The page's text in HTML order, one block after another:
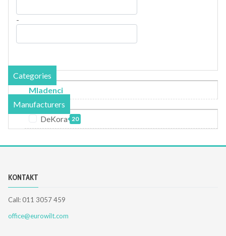
-
Categories
Mladenci
Manufacturers
DeKora 20
KONTAKT
Call: 011 3057 459
office@eurowilt.com